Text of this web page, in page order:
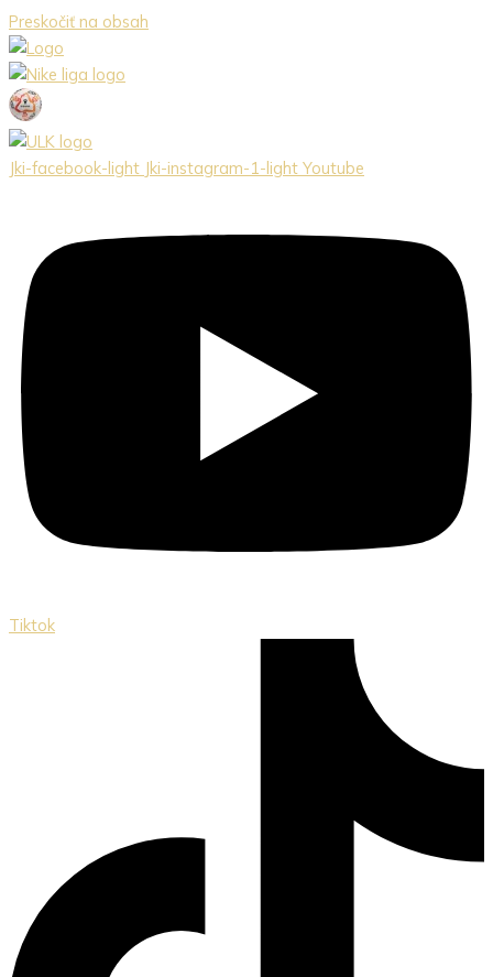
Preskočiť na obsah
Jki-facebook-light Jki-instagram-1-light Youtube
Tiktok